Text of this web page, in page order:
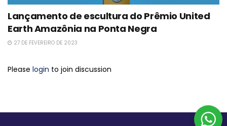
Lançamento de escultura do Prêmio United
Earth Amazônia na Ponta Negra
27 DE FEVEREIRO DE 2023
Please login to join discussion